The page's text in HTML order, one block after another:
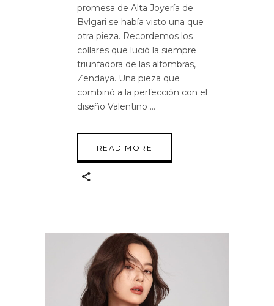
promesa de Alta Joyería de
Bvlgari se había visto una que
otra pieza. Recordemos los
collares que lució la siempre
triunfadora de las alfombras,
Zendaya. Una pieza que
combinó a la perfección con el
diseño Valentino
READ MORE